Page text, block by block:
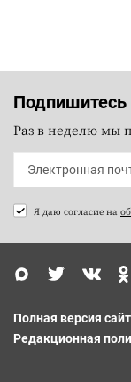
Подпишитесь
Раз в неделю мы
Я даю согласие на
Полная версия
Редакционная